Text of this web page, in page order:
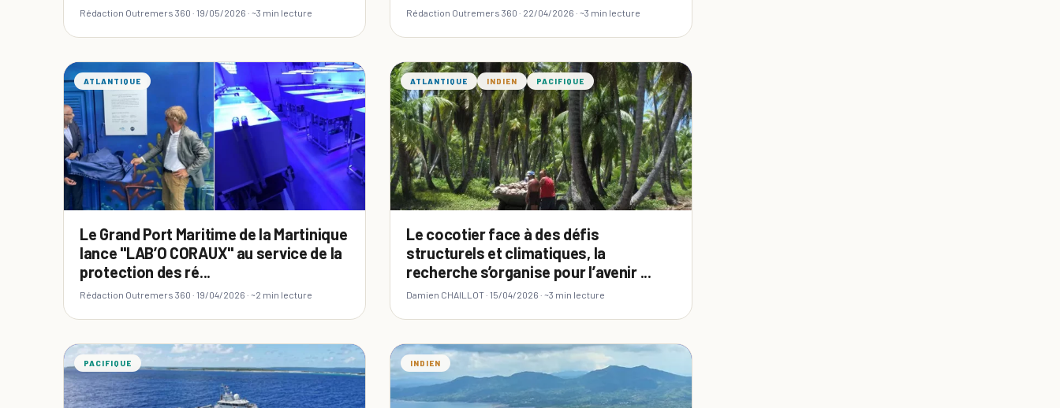
Rédaction Outremers 360 · 19/05/2026 · ~3 min lecture Rédaction Outremers 360 · 22/04/2026 · ~3 min lecture
ATLANTIQUE
Le Grand Port Maritime de la Martinique
lance "LAB’O CORAUX" au service de la
protection des ré...
Rédaction Outremers 360 · 19/04/2026 · ~2 min lecture
ATLANTIQUE INDIEN PACIFIQUE
Le cocotier face à des défis
structurels et climatiques, la
recherche s’organise pour l’avenir ...
Damien CHAILLOT · 15/04/2026 · ~3 min lecture
PACIFIQUE INDIEN